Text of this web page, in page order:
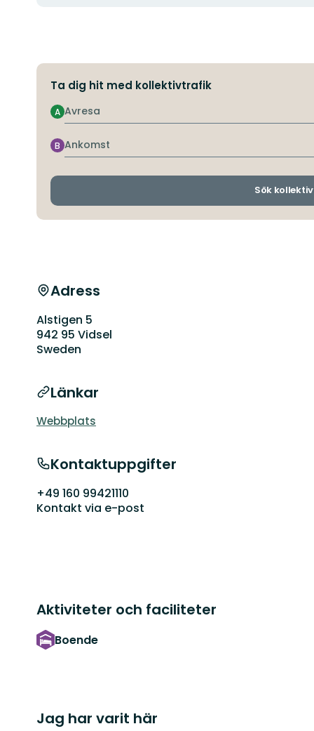
Ta dig hit med kollektivtrafik
Avresa
A
Ankomst
B
Sök
Adress
Alstigen 5
942 95 Vidsel
Sweden
Länkar
Webbplats
Kontaktuppgifter
+49 160 99421110
Kontakt via e-post
Aktiviteter och faciliteter
Boende
Jag har varit här